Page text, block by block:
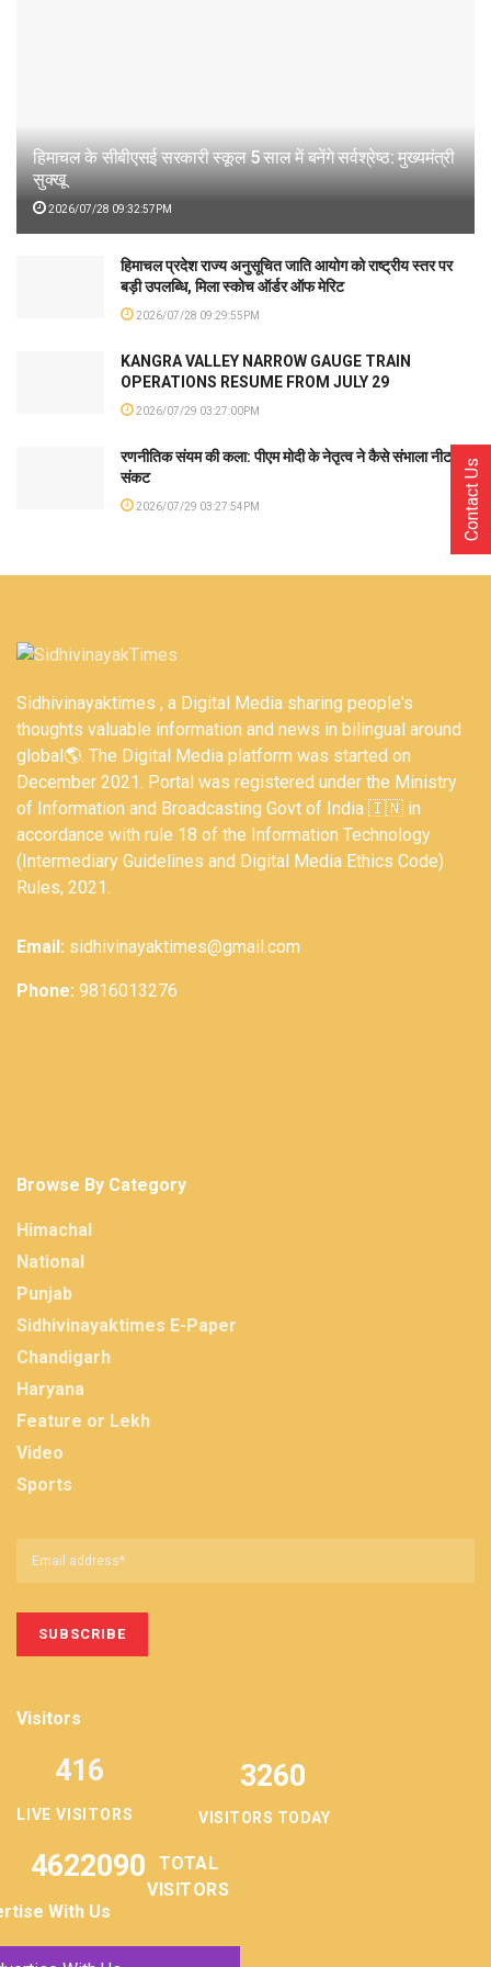
हिमाचल के सीबीएसई सरकारी स्कूल 5 साल में बनेंगे सर्वश्रेष्ठ: मुख्यमंत्री
सुक्खू
2026/07/28 09:32:57PM
हिमाचल प्रदेश राज्य अनुसूचित जाति आयोग को राष्ट्रीय स्तर पर
बड़ी उपलब्धि, मिला स्कोच ऑर्डर ऑफ मेरिट
2026/07/28 09:29:55PM
KANGRA VALLEY NARROW GAUGE TRAIN
OPERATIONS RESUME FROM JULY 29
2026/07/29 03:27:00PM
रणनीतिक संयम की कला: पीएम मोदी के नेतृत्व ने कैसे संभाला नीट
संकट
2026/07/29 03:27:54PM
Sidhivinayaktimes , a Digital Media sharing people's
thoughts valuable information and news in bilingual around
global🌎. The Digital Media platform was started on
December 2021. Portal was registered under the Ministry
of Information and Broadcasting Govt of India 🇮🇳 in
accordance with rule 18 of the Information Technology
(Intermediary Guidelines and Digital Media Ethics Code)
Rules, 2021.
Email: sidhivinayaktimes@gmail.com
Phone: 9816013276
Browse By Category
Himachal
National
Punjab
Sidhivinayaktimes E-Paper
Chandigarh
Haryana
Feature or Lekh
Video
Sports
Visitors
LIVE VISITORS
416 3260
VISITORS TODAY
4622090
TOTAL
VISITORS
With Us
Contact Us